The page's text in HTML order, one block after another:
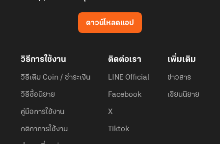
ดาวน์โหลดแอป
วิธีการใช้งาน
วิธีเติม Coin / ชำระเงิน
วิธีซื้อนิยาย
คู่มือการใช้งาน
กติกาการใช้งาน
ติดต่อเรา
LINE Official
Facebook
X
Tiktok
เพิ่มเติม
ข่าวสาร
เขียนนิยาย